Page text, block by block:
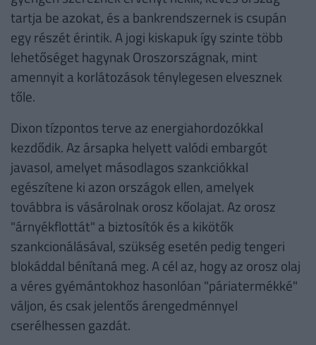
tartja be azokat, és a bankrendszernek is csupán
egy részét érintik. A jogi kiskapuk így szinte több
lehetőséget hagynak Oroszországnak, mint
amennyit a korlátozások ténylegesen elvesznek
tőle.
Dixon tízpontos terve az energiahordozókkal
kezdődik. Az ársapka helyett valódi embargót
javasol, amelyet másodlagos szankciókkal
egészítene ki azon országok ellen, amelyek
továbbra is vásárolnak orosz kőolajat. Az orosz
"árnyékflottát" a biztosítók és a kikötők
szankcionálásával, szükség esetén pedig tengeri
blokáddal bénítaná meg. A cél az, hogy az orosz olaj
a véres gyémántokhoz hasonlóan "páriatermékké"
váljon, és csak jelentős árengedménnyel
cserélhessen gazdát.